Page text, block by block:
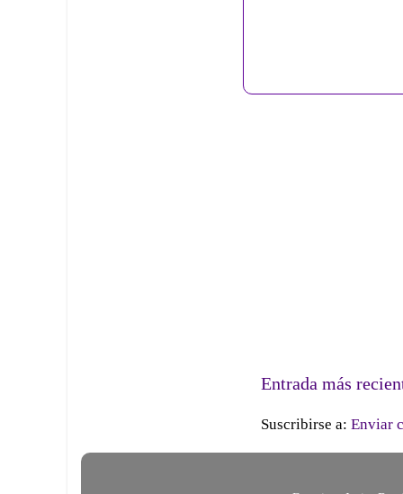
Entrada más
Suscribirse a: Enviar